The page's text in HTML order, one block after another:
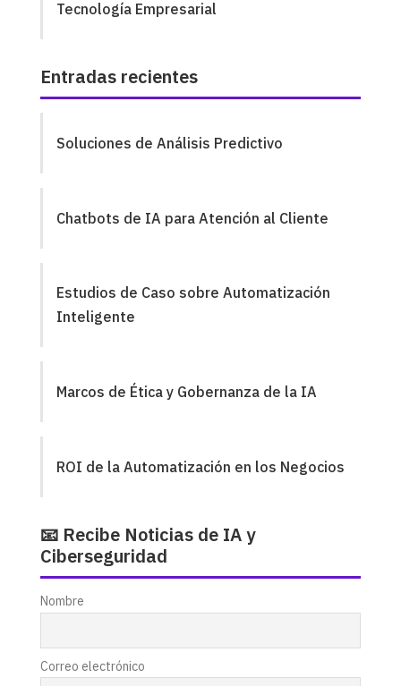
Tecnología Empresarial
Entradas recientes
Soluciones de Análisis Predictivo
Chatbots de IA para Atención al Cliente
Estudios de Caso sobre Automatización
Inteligente
Marcos de Ética y Gobernanza de la IA
ROI de la Automatización en los Negocios
📧 Recibe Noticias de IA y
Ciberseguridad
Nombre
Correo electrónico